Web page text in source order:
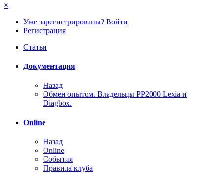
×
Уже зарегистрированы? Войти
Регистрация
Статьи
Документация
Назад
Обмен опытом. Владельцы PP2000 Lexia и
Diagbox.
Online
Назад
Online
События
Правила клуба